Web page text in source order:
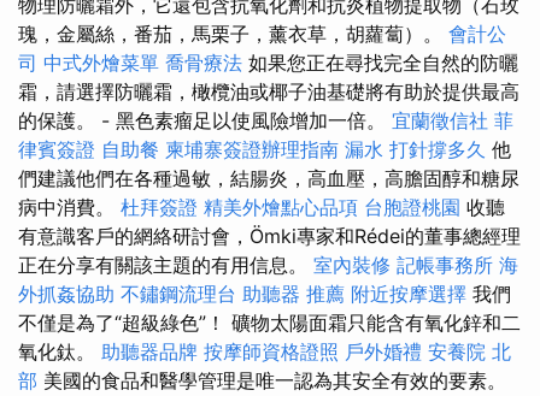
物理防曬霜外，它還包含抗氧化劑和抗炎植物提取物（石玫
瑰，金屬絲，番茄，馬栗子，薰衣草，胡蘿蔔）。 會計公
司 中式外燴菜單 喬骨療法 如果您正在尋找完全自然的防曬
霜，請選擇防曬霜，橄欖油或椰子油基礎將有助於提供最高
的保護。 - 黑色素瘤足以使風險增加一倍。 宜蘭徵信社 菲
律賓簽證 自助餐 柬埔寨簽證辦理指南 漏水 打針撐多久 他
們建議他們在各種過敏，結腸炎，高血壓，高膽固醇和糖尿
病中消費。 杜拜簽證 精美外燴點心品項 台胞證桃園 收聽
有意識客戶的網絡研討會，Ömki專家和Rédei的董事總經理
正在分享有關該主題的有用信息。 室內裝修 記帳事務所 海
外抓姦協助 不鏽鋼流理台 助聽器 推薦 附近按摩選擇 我們
不僅是為了“超級綠色”！ 礦物太陽面霜只能含有氧化鋅和二
氧化鈦。 助聽器品牌 按摩師資格證照 戶外婚禮 安養院 北
部 美國的食品和醫學管理是唯一認為其安全有效的要素。